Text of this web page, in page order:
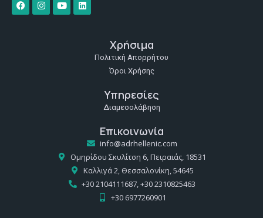
Χρήσιμα
Πολιτική Απορρήτου
Όροι Χρήσης
Υπηρεσίες
Διαμεσολάβηση
Επικοινωνία
info@adrhellenic.com
Ομηρίδου Σκυλίτση 6, Πειραιάς, 18531
Καλλιγά 2, Θεσσαλονίκη, 54645
+30 2104111687, +30 2310825463
+30 6977260901